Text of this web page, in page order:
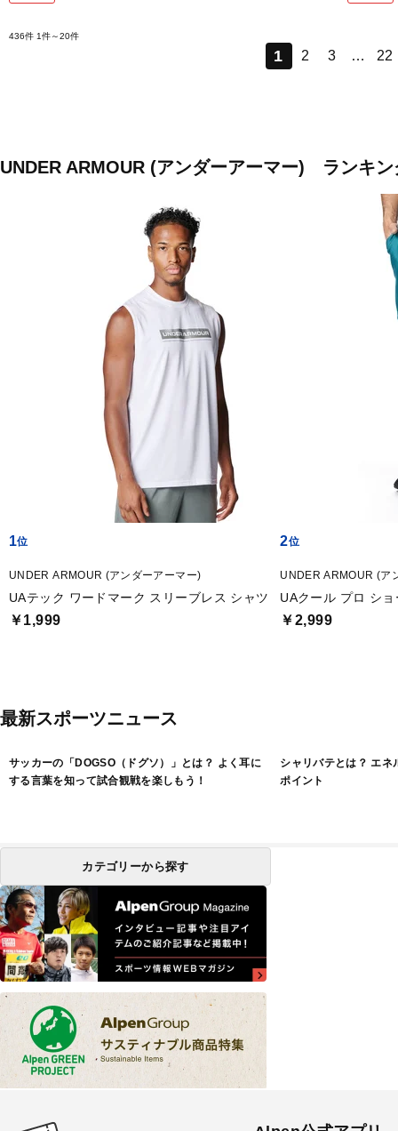
436件 1件～20件
1 2 3 … 22
UNDER ARMOUR (アンダーアーマー) ランキン
1
UNDER ARMOUR (アンダーアーマー)
UAテック ワードマーク スリーブレス シャツ
￥1,999
2
UNDER ARMOUR (ア
UAクール プロ ショ
￥2,999
最新スポーツニュース
サッカーの「DOGSO（ドグソ）」とは？ よく耳に
する言葉を知って試合観戦を楽しもう！
シャリバテとは？ エネ
ポイント
カテゴリーから探す